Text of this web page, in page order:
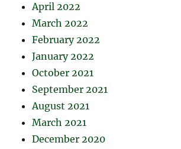
April 2022
March 2022
February 2022
January 2022
October 2021
September 2021
August 2021
March 2021
December 2020